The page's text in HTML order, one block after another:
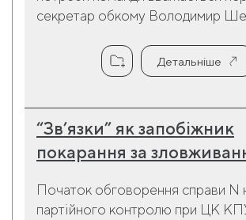
секретар обкому Володимир
Детальніше
“Зв’язки” як запобіжник
покарання за
Початок обговорення справи N
партійного контролю при ЦК